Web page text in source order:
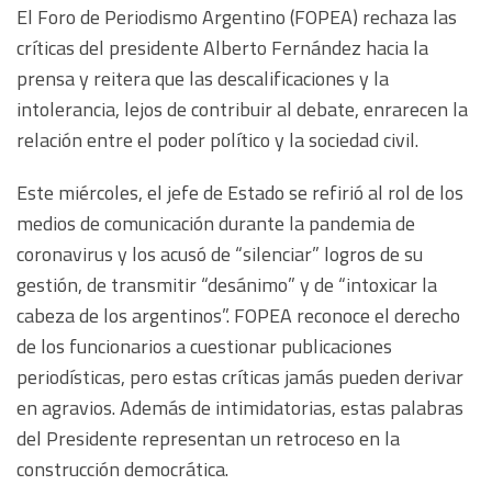
El Foro de Periodismo Argentino (FOPEA) rechaza las
críticas del presidente Alberto Fernández hacia la
prensa y reitera que las descalificaciones y la
intolerancia, lejos de contribuir al debate, enrarecen la
relación entre el poder político y la sociedad civil.
Este miércoles, el jefe de Estado se refirió al rol de los
medios de comunicación durante la pandemia de
coronavirus y los acusó de “silenciar” logros de su
gestión, de transmitir “desánimo” y de “intoxicar la
cabeza de los argentinos”. FOPEA reconoce el derecho
de los funcionarios a cuestionar publicaciones
periodísticas, pero estas críticas jamás pueden derivar
en agravios. Además de intimidatorias, estas palabras
del Presidente representan un retroceso en la
construcción democrática.